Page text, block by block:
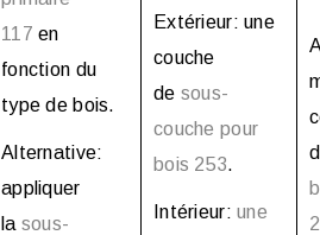
117en
fonction du
type de bois.
Alternative:
appliquer
la sous-
Extérieur: une
couche
de sous-
couche pour
bois 253.
Intérieur:une